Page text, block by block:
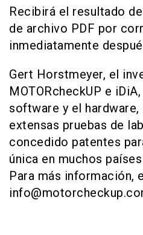
Recibirá el resultado
de archivo PDF por
inmediatamente
Gert Horstmeyer, el
MOTORcheckUP e
software y el
extensas pruebas de
concedido patentes
única en muchos
Para más información,